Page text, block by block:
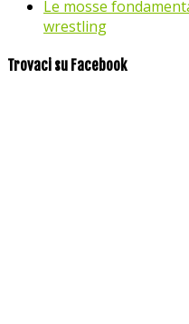
Le mosse
wrestling
Trovaci su Facebook